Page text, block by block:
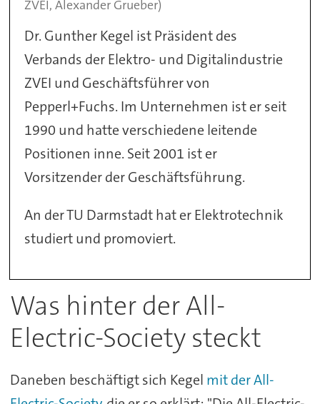
ZVEI, Alexander Grueber)
Dr. Gunther Kegel ist Präsident des
Verbands der Elektro- und Digitalindustrie
ZVEI und Geschäftsführer von
Pepperl+Fuchs. Im Unternehmen ist er seit
1990 und hatte verschiedene leitende
Positionen inne. Seit 2001 ist er
Vorsitzender der Geschäftsführung.
An der TU Darmstadt hat er Elektrotechnik
studiert und promoviert.
Was hinter der All-
Electric-Society steckt
Daneben beschäftigt sich Kegel mit der All-